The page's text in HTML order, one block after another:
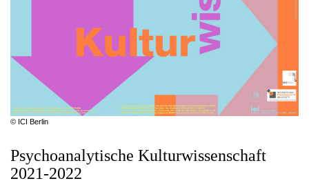
© ICI Berlin
Psychoanalytische Kulturwissenschaft
2021-2022